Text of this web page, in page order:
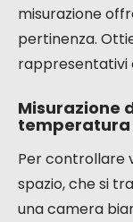
misurazione
pertinenza.
rappresentativi
Misurazione
temperatura
Per controllare
spazio, che si
una camera